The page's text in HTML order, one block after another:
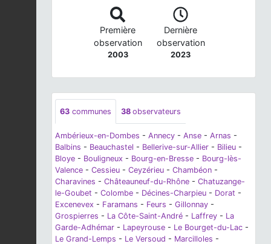
Première
observation
2003
Dernière
observation
2023
63 communes 38 observateurs
Ambérieux-en-Dombes - Annecy - Anse - Arnas -
Balbins - Beauchastel - Bellerive-sur-Allier - Bilieu -
Bloye - Bouligneux - Bourg-en-Bresse - Bourg-lès-
Valence - Cessieu - Ceyzérieu - Chambéon -
Charavines - Châteauneuf-du-Rhône - Chatuzange-
le-Goubet - Colombe - Décines-Charpieu - Dorat -
Excenevex - Faramans - Feurs - Gillonnay -
Grospierres - La Côte-Saint-André - Laffrey - La
Garde-Adhémar - Lapeyrouse - Le Bourget-du-Lac -
Le Grand-Lemps - Le Versoud - Marcilloles -